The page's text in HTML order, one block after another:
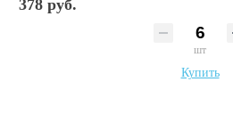
378 руб.
шт
Купить